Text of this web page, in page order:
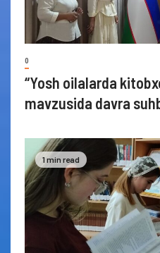
0
“Yosh oilalarda
mavzusida davra
1 min read